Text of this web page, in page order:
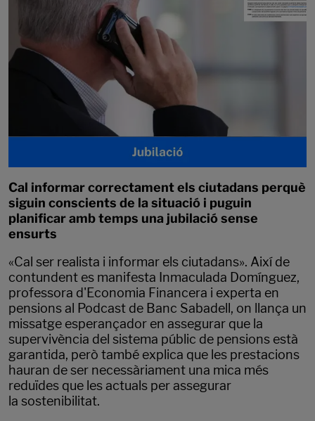
Cal informar correctament els ciutadans perquè
siguin conscients de la situació i puguin
planificar amb temps una jubilació sense
ensurts
«Cal ser realista i informar els ciutadans». Així de
contundent es manifesta Inmaculada Domínguez,
professora d'Economia Financera i experta en
pensions al Podcast de Banc Sabadell, on llança un
missatge esperançador en assegurar que la
supervivència del sistema públic de pensions està
garantida, però també explica que les prestacions
hauran de ser necessàriament una mica més
reduïdes que les actuals per assegurar
la sostenibilitat.